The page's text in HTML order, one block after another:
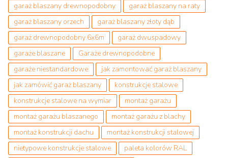
garaż blaszany drewnopodobny
garaż blaszany na raty
garaż blaszany orzech
garaż blaszany złoty dąb
garaż drewnopodobny 6x6m
garaż dwuspadowy
garaże blaszane
Garaże drewnopodobne
garaże niestandardowe
jak zamontować garaż blaszany
jak zamówić garaż blaszany
konstrukcje stalowe
konstrukcje stalowe na wymiar
montaż garażu
montaż garażu blaszanego
montaż garażu z blachy
montaż konstrukcji dachu
montaż konstrukcji stalowej
nietypowe konstrukcje stalowe
paleta kolorów RAL